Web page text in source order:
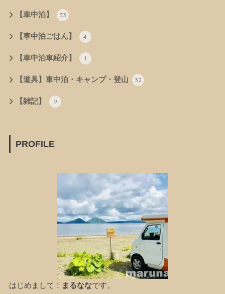
【車中泊】 33
【車中泊ごはん】 4
【車中泊車紹介】 1
【道具】車中泊・キャンプ・登山 32
【雑記】 9
PROFILE
はじめまして！ まるななです。